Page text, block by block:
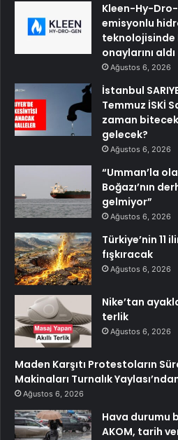
Kleen-Hy-Dro-
emisyonlu
teknolojisinde
onaylarını aldı
Ağustos 6, 2026
İstanbul
Temmuz İSKİ
zaman
gelecek?
Ağustos 6, 2026
“Umman’la
Boğazı’nın
gelmiyor”
Ağustos 6, 2026
Türkiye’nin 11
fışkıracak
Ağustos 6, 2026
Nike’tan
terlik
Ağustos 6, 2026
Maden Karşıtı Protestoların
Makinaları Turnalık
Ağustos 6, 2026
Hava durumu
AKOM, tarih